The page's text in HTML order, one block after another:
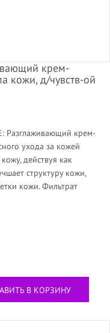
крем-
кожи, д/чувств-ой
Разглаживающий крем-
ухода за кожей
действуя как
структуру кожи,
кожи. Фильтрат
В КОРЗИНУ